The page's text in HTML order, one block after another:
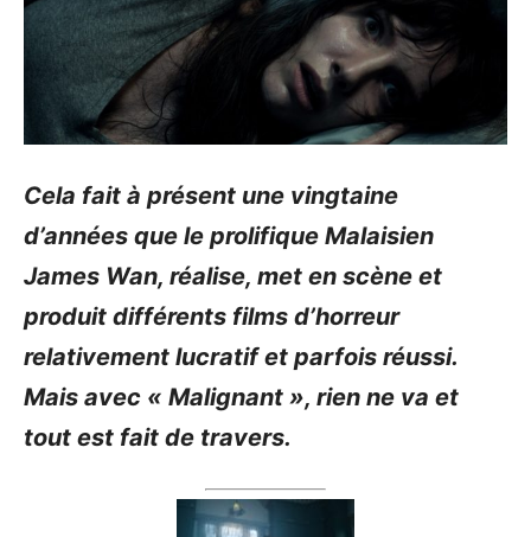
Cela fait à présent une vingtaine
d’années que le prolifique Malaisien
James Wan, réalise, met en scène et
produit différents films d’horreur
relativement lucratif et parfois réussi.
Mais avec « Malignant », rien ne va et
tout est fait de travers.